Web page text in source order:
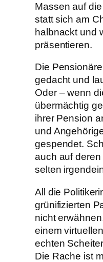
Massen auf
statt sich am
halbnackt und
präsentieren.
Die
gedacht und
Oder – wenn
übermächtig
ihrer Pension
und
gespendet.
auch auf
selten
All die
grünifizierten
nicht
einem
echten
Die Rache ist